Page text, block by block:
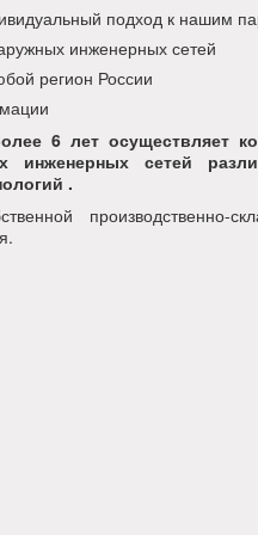
подход к нашим
инженерных сетей
регион России
6 лет осуществляет
сетей
.
производственно-